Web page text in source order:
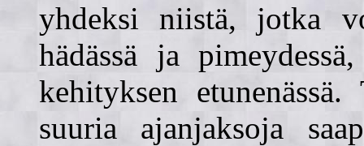
yhdeksi niistä, jotka
hädässä ja
kehityksen
suuria ajanjaksoja